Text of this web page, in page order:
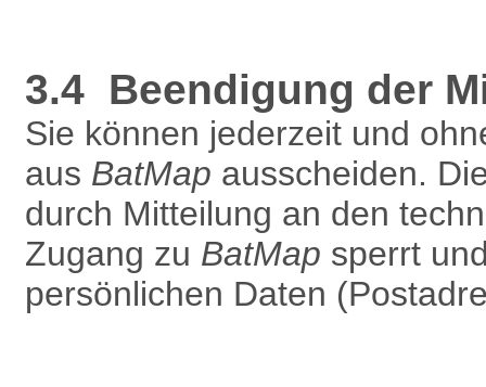
3.4 Beendigung der
Sie können jederzeit und
aus BatMap ausscheiden.
durch Mitteilung an den
Zugang zu BatMap sperrt
persönlichen Daten